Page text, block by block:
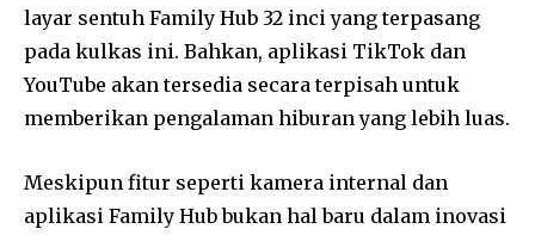
layar sentuh Family Hub 32 inci yang terpasang
pada kulkas ini. Bahkan, aplikasi TikTok dan
YouTube akan tersedia secara terpisah untuk
memberikan pengalaman hiburan yang lebih luas.
Meskipun fitur seperti kamera internal dan
aplikasi Family Hub bukan hal baru dalam inovasi